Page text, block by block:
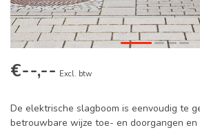
€--,-- Excl. btw
De elektrische slagboom is eenvoudig te
betrouwbare wijze toe- en doorgangen